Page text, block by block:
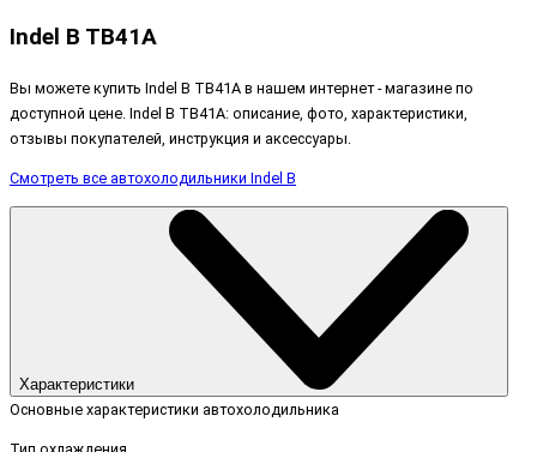
Indel B TB41A
Вы можете купить Indel B TB41A в нашем интернет - магазине по
доступной цене. Indel B TB41A: описание, фото, характеристики,
отзывы покупателей, инструкция и аксессуары.
Смотреть все автохолодильники Indel B
Характеристики
Основные характеристики автохолодильника